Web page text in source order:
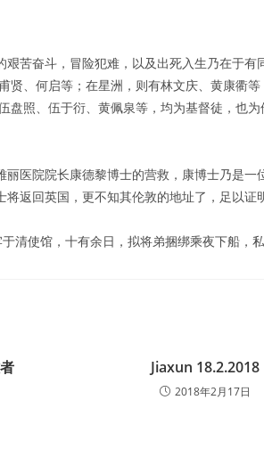
苦奋斗，冒险犯难，以及出死入生乃在于有
、何启等；在星洲，则有林文庆、黄康衢等
照、伍于衍、黄佩泉等，均为基督徒，也为
医院院长康德黎博士的营救，康博士乃是一
返回英国，更不知其伦敦的地址了，足以证
使馆，十有余日，拟将弟捆绑乘夜下船，
Jiaxun 18.2.2018
2018年2月17日